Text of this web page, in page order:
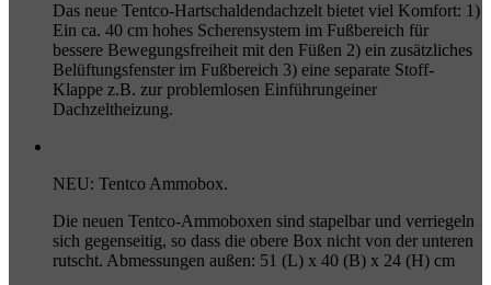
Das neue Tentco-Hartschaldendachzelt bietet viel Komfort: 1)
Ein ca. 40 cm hohes Scherensystem im Fußbereich für
bessere Bewegungsfreiheit mit den Füßen 2) ein zusätzliches
Belüftungsfenster im Fußbereich 3) eine separate Stoff-
Klappe z.B. zur problemlosen Einführungeiner
Dachzeltheizung.
NEU: Tentco Ammobox.
Die neuen Tentco-Ammoboxen sind stapelbar und verriegeln
sich gegenseitig, so dass die obere Box nicht von der unteren
rutscht. Abmessungen außen: 51 (L) x 40 (B) x 24 (H) cm